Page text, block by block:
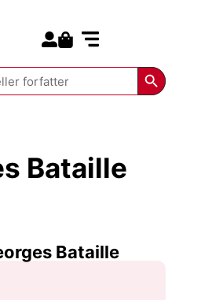
Search
Bataille
Bataille